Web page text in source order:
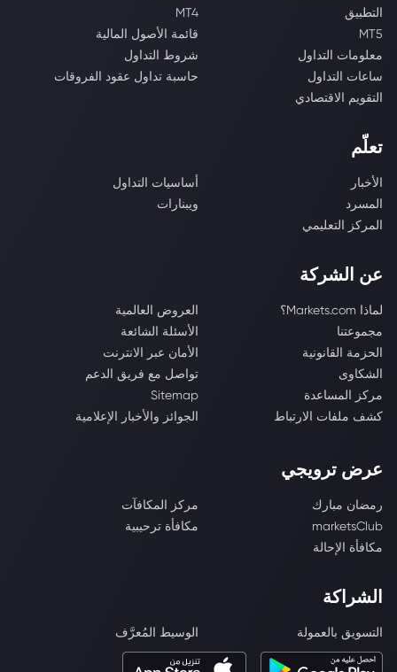
التطبيق
MT4
MT5
قائمة الأصول المالية
معلومات التداول
شروط التداول
ساعات التداول
حاسبة تداول عقود الفروقات
التقويم الاقتصادي
تعلّم
الأخبار
أساسيات التداول
المسرد
ويبنارات
المركز التعليمي
عن الشركة
لماذا Markets.com؟
العروض العالمية
مجموعتنا
الأسئلة الشائعة
الحزمة القانونية
الأمان عبر الانترنت
الشكاوى
تواصل مع فريق الدعم
مركز المساعدة
Sitemap
كشف ملفات الارتباط
الجوائز والأخبار الإعلامية
عرض ترويجي
رمضان مبارك
مركز المكافآت
marketsClub
مكافأة ترحيبية
مكافأة الإحالة
الشراكة
التسويق بالعمولة الوسيط المُعرَّف